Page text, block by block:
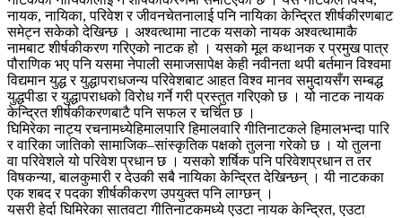
नायक, नायिका, परिवेश र जीवनचेतनालाई पनि नायिका केन्द्रित शीर्षकीरणबाट
समेट्न सकेको देखिन्छ । अश्वत्थामा नाटक यसको नायक अश्वत्थामाकै
नामबाट शीर्षकीकरण गरिएको नाटक हो । यसको मूल कथानक र प्रमुख पात्र
पौराणिक भए पनि यसमा नेपाली समाजसापेक्ष केही नवीनता थपी बर्तमान विश्वमा
विद्यमान युद्ध र युद्धापराधजन्य परिवेशबाट आहत विश्व मानव समुदायसँग सम्बद्ध
युद्धपीडा र युद्धापराधको विरोध गर्ने गरी प्रस्तुत गरिएको छ । यो नाटक नायक
केन्द्रित शीर्षकीकरणबाटै पनि सफल र चर्चित छ ।
घिमिरेका नाट्य रचनामध्येहिमालपारि हिमालवारि गीतिनाटकले हिमालभन्दा पारि
र वारिका जातिको सामाजिक–सांस्कृतिक पक्षको तुलना गरेको छ । यो तुलना
वा परिवेशले यो परिवेश प्रधान छ । यसको शर्षिक पनि परिवेशप्रधान त तर
विषकन्या, बालकुमारी र देउकी सबै नायिका केन्द्रित देखिन्छन् । यी नाटकका
एक शबद र पदका शीर्षकीकरण उपयुक्त पनि लाग्छन् ।
यसरी हेर्दा घिमिरेका सातवटा गीतिनाटकमध्ये एउटा नायक केन्द्रित, एउटा